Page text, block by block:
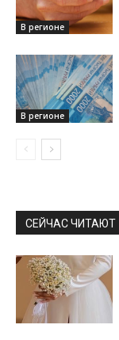
В регионе
В регионе
СЕЙЧАС ЧИТАЮТ